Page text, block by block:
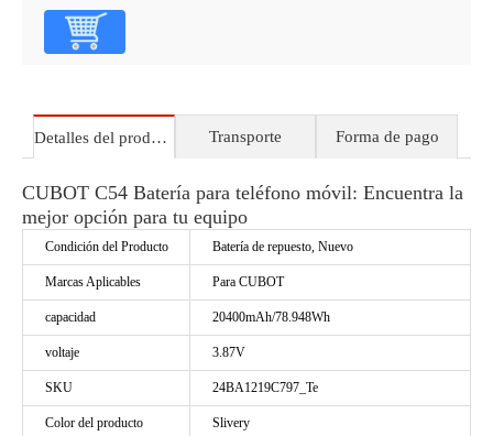
Detalles del producto Transporte Forma de pago
CUBOT C54 Batería para teléfono móvil: Encuentra la
mejor opción para tu equipo
Condición del Producto Batería de repuesto, Nuevo
Marcas Aplicables Para CUBOT
capacidad 20400mAh/78.948Wh
voltaje 3.87V
SKU 24BA1219C797_Te
Color del producto Slivery